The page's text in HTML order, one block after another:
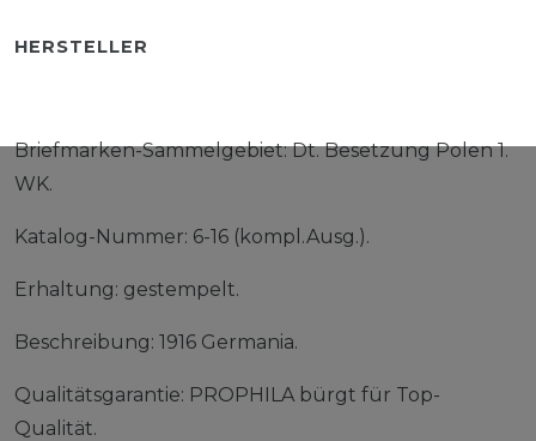
HERSTELLER
Briefmarken-Sammelgebiet: Dt. Besetzung Polen 1.
WK.
Katalog-Nummer: 6-16 (kompl.Ausg.).
Erhaltung: gestempelt.
Beschreibung: 1916 Germania.
Qualitätsgarantie: PROPHILA bürgt für Top-
Qualität.